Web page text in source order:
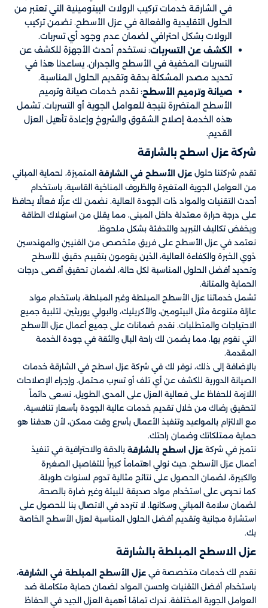
في الشارقة خدمات تركيب الرولات البيتومينية التي تعتبر من
الحلول التقليدية والفعالة في عزل الأسطح. نضمن تركيب
الرولات بشكل احترافي لضمان عدم وجود أي تسربات.
الكشف عن التسربات: نستخدم أحدث الأجهزة للكشف عن
التسربات المخفية في الأسطح والجدران. يساعدنا هذا في
تحديد مصدر المشكلة بدقة وتقديم الحلول المناسبة.
صيانة وترميم الأسطح: نقدم خدمات صيانة وترميم
الأسطح المتضررة نتيجة للعوامل الجوية أو التسربات. تشمل
هذه الخدمة إصلاح الشقوق والشروخ وإعادة تأهيل العزل
القديم.
شركة عزل اسطح بالشارقة
تقدم شركتنا حلول عزل الأسطح في الشارقة المتميزة، لحماية المباني
من العوامل الجوية المتغيرة والظروف المناخية القاسية. باستخدام
أحدث التقنيات والمواد ذات الجودة العالية. نضمن لك عزلًا فعالًا يحافظ
على درجة حرارة معتدلة داخل المبنى، مما يقلل من استهلاك الطاقة
ويخفض تكاليف التبريد والتدفئة بشكل ملحوظ.
نعتمد في عزل الأسطح على فريق متخصص من الفنيين والمهندسين
ذوي الخبرة والكفاءة العالية، الذين يقومون بتقييم دقيق للأسطح
وتحديد أفضل الحلول المناسبة لكل حالة، لضمان تحقيق أقصى درجات
الحماية والمتانة.
تشمل خدماتنا عزل الأسطح المبلطة وغير المبلطة، باستخدام مواد
عازلة متنوعة مثل البيتومين، والأكريليك، والبولي يوريثين، لتلبية جميع
الاحتياجات والمتطلبات. نقدم ضمانات على جميع أعمال عزل الأسطح
التي نقوم بها، مما يضمن لك راحة البال والثقة في جودة الخدمة
المقدمة.
بالإضافة إلى ذلك، نوفر لك في شركة عزل اسطح في الشارقة خدمات
الصيانة الدورية للكشف عن أي تلف أو تسرب محتمل. وإجراء الإصلاحات
اللازمة للحفاظ على فعالية العزل على المدى الطويل. نسعى دائماً
لتحقيق رضاك من خلال تقديم خدمات عالية الجودة بأسعار تنافسية،
مع الالتزام بالمواعيد وتنفيذ الأعمال بأسرع وقت ممكن، لأن هدفنا هو
حماية ممتلكاتك وضمان راحتك.
نتميز في شركة عزل اسطح بالشارقة بالدقة والاحترافية في تنفيذ
أعمال عزل الأسطح. حيث نولي اهتماماً كبيراً للتفاصيل الصغيرة
والكبيرة، لضمان الحصول على نتائج مثالية تدوم لسنوات طويلة.
كما نحرص على استخدام مواد صديقة للبيئة وغير ضارة بالصحة،
لضمان سلامة المباني وسكانها. لا تتردد في الاتصال بنا للحصول على
استشارة مجانية وتقديم أفضل الحلول المناسبة لعزل الأسطح الخاصة
بك.
عزل الاسطح المبلطة بالشارقة
نقدم لك خدمات متخصصة في عزل الأسطح المبلطة في الشارقة،
باستخدام أفضل التقنيات واحسن المواد لضمان حماية متكاملة ضد
العوامل الجوية المختلفة. ندرك تمامًا أهمية العزل الجيد في الحفاظ